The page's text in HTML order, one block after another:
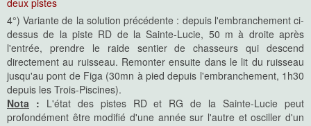
4°) Variante de la solution précédente : depuis l'embranchement ci-
dessus de la piste RD de la Sainte-Lucie, 50 m à droite après
l'entrée, prendre le raide sentier de chasseurs qui descend
directement au ruisseau. Remonter ensuite dans le lit du ruisseau
jusqu'au pont de Figa (30mn à pied depuis l'embranchement, 1h30
depuis les Trois-Piscines).
Nota : L'état des pistes RD et RG de la Sainte-Lucie peut
profondément être modifié d'une année sur l'autre et osciller d'un